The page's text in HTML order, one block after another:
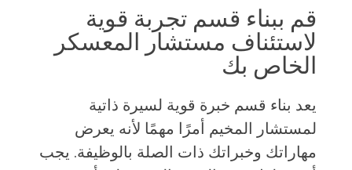
قم ببناء قسم تجربة قوية
لاستئناف مستشار المعسكر
الخاص بك
يعد بناء قسم خبرة قوية لسيرة ذاتية
لمستشار المخيم أمرًا مهمًا لأنه يعرض
مهاراتك وخبراتك ذات الصلة بالوظيفة. يجب